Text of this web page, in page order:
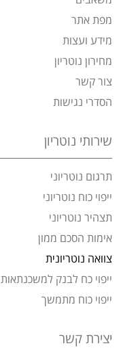
מפת אתר
מידע ועצות
מחירון נוטריון
צור קשר
הסדרי נגישות
שירותי נוטריון
תרגום נוטריוני
ייפוי כוח נוטריוני
תצהיר נוטריוני
אימות הסכם ממון
צוואה נוטריונית
ייפוי כח לבנק למשכנתאות
ייפוי כוח מתמשך
יצירת קשר